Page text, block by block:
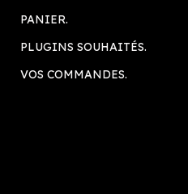
PANIER.
PLUGINS SOUHAITÉS.
VOS COMMANDES.